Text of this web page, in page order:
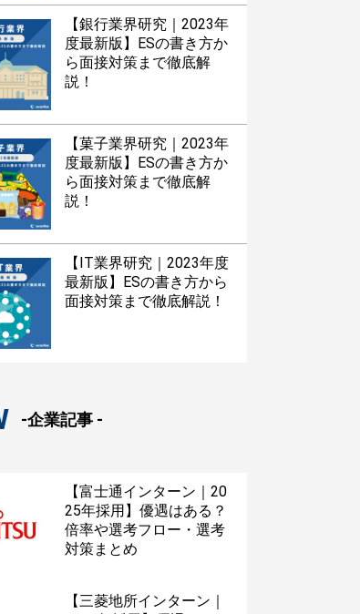
リ【無料】
のESを添削
だけのESを
練習ができ
ちら
【銀行業界研究｜2023年
度最新版】ESの書き方か
ら面接対策まで徹底解
説！
【菓子業界研究｜2023年
度最新版】ESの書き方か
ら面接対策まで徹底解
説！
【IT業界研究｜2023年度
最新版】ESの書き方から
面接対策まで徹底解説！
-企業記事 -
【富士通インターン｜20
25年採用】優遇はある？
倍率や選考フロー・選考
対策まとめ
【三菱地所インターン｜